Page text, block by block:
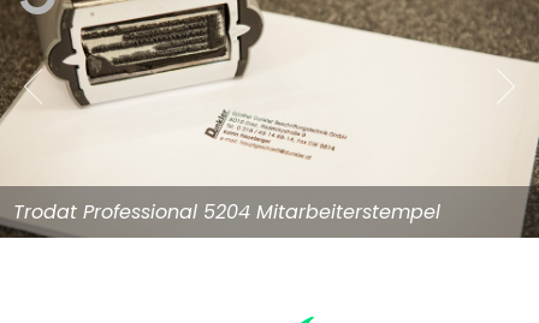
Trodat Professional 5204 Mitarbeiterstempel